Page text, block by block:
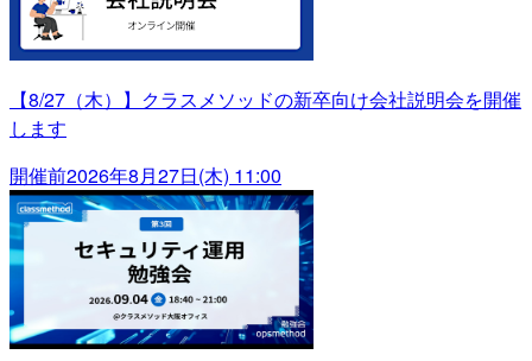
【8/27（木）】クラスメソッドの新卒向け会社説明会を開催
します
開催前2026年8月27日(木) 11:00